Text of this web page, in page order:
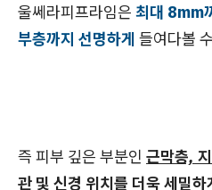
울쎄라피프라임은 최대 8mm
부층까지 선명하게 들여다볼
즉 피부 깊은 부분인 근막층,
관 및 신경 위치를 더욱 세밀하